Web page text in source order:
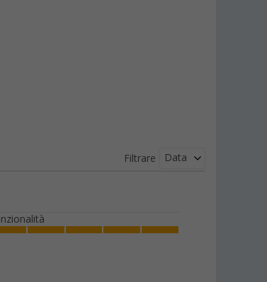
Filtrare Data